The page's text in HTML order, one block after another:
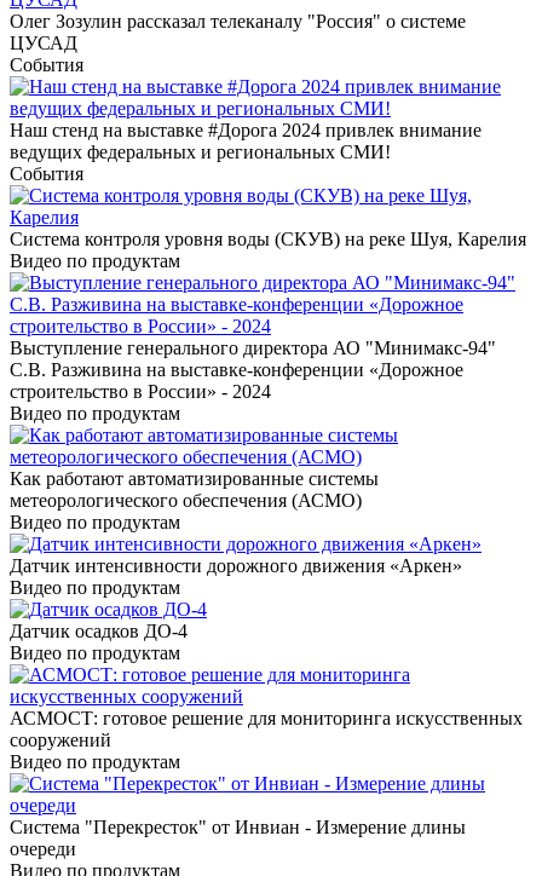
Олег Зозулин рассказал телеканалу "Россия" о системе
ЦУСАД
События
Наш стенд на выставке #Дорога 2024 привлек внимание
ведущих федеральных и региональных СМИ!
События
Система контроля уровня воды (СКУВ) на реке Шуя, Карелия
Видео по продуктам
Выступление генерального директора АО "Минимакс-94"
С.В. Разживина на выставке-конференции «Дорожное
строительство в России» - 2024
Видео по продуктам
Как работают автоматизированные системы
метеорологического обеспечения (АСМО)
Видео по продуктам
Датчик интенсивности дорожного движения «Аркен»
Видео по продуктам
Датчик осадков ДО-4
Видео по продуктам
АСМОСТ: готовое решение для мониторинга искусственных
сооружений
Видео по продуктам
Система "Перекресток" от Инвиан - Измерение длины
очереди
Видео по продуктам